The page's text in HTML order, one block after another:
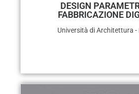
DESIGN
FABBRICAZIONE
Università di Architettura -